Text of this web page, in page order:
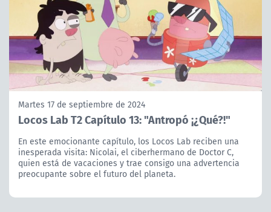
Martes 17 de septiembre de 2024
Locos Lab T2 Capítulo 13: "Antropó ¡¿Qué?!"
En este emocionante capítulo, los Locos Lab reciben una
inesperada visita: Nicolai, el ciberhermano de Doctor C,
quien está de vacaciones y trae consigo una advertencia
preocupante sobre el futuro del planeta.